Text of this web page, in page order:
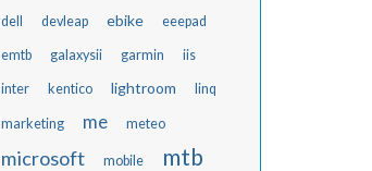
dell devleap ebike eeepad
emtb galaxysii garmin iis
inter kentico lightroom linq
marketing me meteo
microsoft mobile mtb